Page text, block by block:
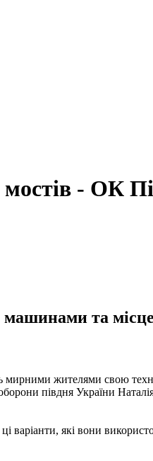
- ОК
машинами та
жителями свою
півдня України
варіанти, які вони